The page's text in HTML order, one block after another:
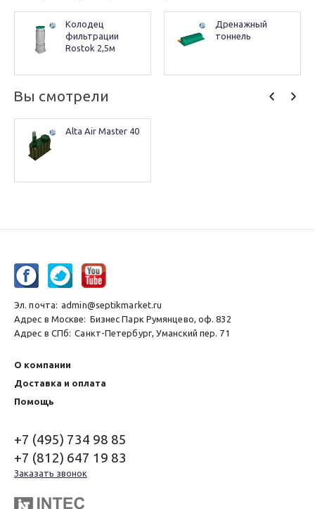
Колодец
фильтрации
Rostok 2,5м
Дренажный
тоннель
Вы смотрели
Alta Air Master 40
Эл. почта: admin@septikmarket.ru
Адрес в Москве: Бизнес Парк Румянцево, оф. 832
Адрес в СПб: Санкт-Петербург, Уманский пер. 71
О компании
Доставка и оплата
Помощь
+7 (495) 734 98 85
+7 (812) 647 19 83
Заказать звонок